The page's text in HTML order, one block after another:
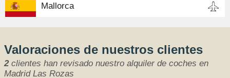
Mallorca
Valoraciones de nuestros clientes
2clientes han revisado nuestro alquiler de coches en
Madrid Las Rozas